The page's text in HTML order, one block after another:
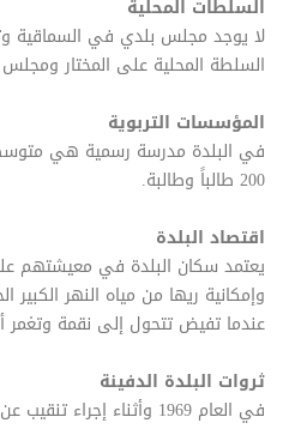
السلطات المحلية
لا يوجد مجلس بلدي في السماقية
السلطة المحلية على المختار ومجلس
المؤسسات التربوية
في البلدة مدرسة رسمية هي
200 طالباً وطالبة.
اقتصاد البلدة
يعتمد سكان البلدة في معيشتهم
وإمكانية ريها من مياه النهر الكبير
عندما تفيض تتحول إلى نقمة وتغمر
ثروات البلدة الدفينة
في العام 1969 وأثناء